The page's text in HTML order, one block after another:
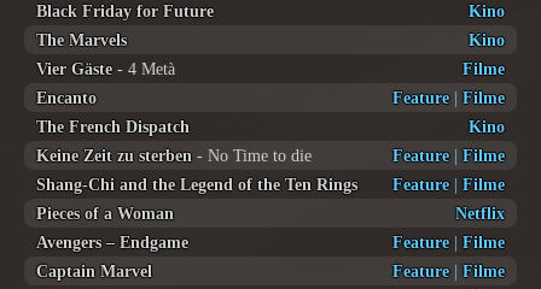
Black Friday for Future
Kino
The Marvels
Kino
Vier Gäste- 4 Metà
Filme
Encanto
Feature| Filme
The French Dispatch
Kino
Keine Zeit zu sterben - No Time to die Feature| Filme
Shang-Chi and the Legend of the Ten Rings
Feature| Filme
Pieces of a Woman
Netflix
Avengers – Endgame
Feature| Filme
Captain Marvel
Feature| Filme